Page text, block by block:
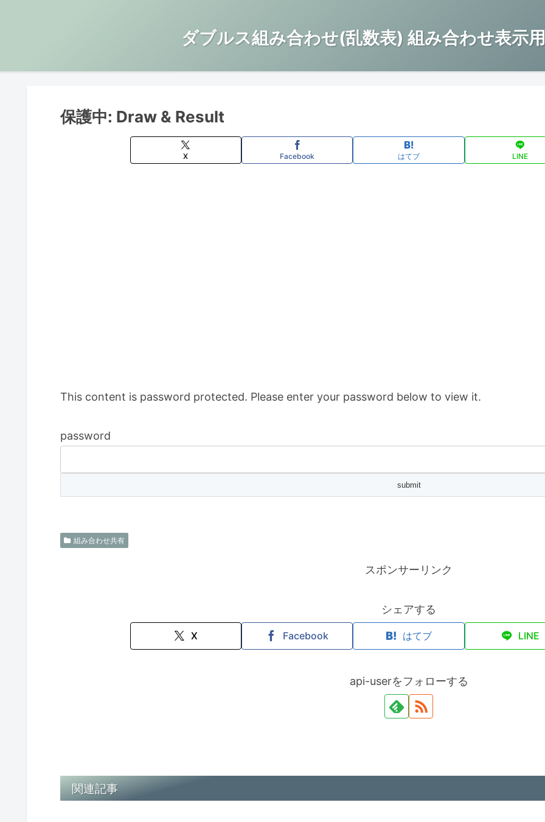
ダブルス組み合わせ(乱数表) 組み合わせ表示
保護中: Draw & Result
X Facebook はてブ LINE
This content is password protected. Please enter your password below to view it.
password
組み合わせ共有
スポンサーリンク
シェアする
X Facebook はてブ LINE
api-userをフォローする
関連記事